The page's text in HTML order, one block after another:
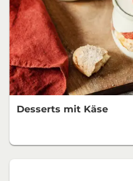
Desserts mit Käse